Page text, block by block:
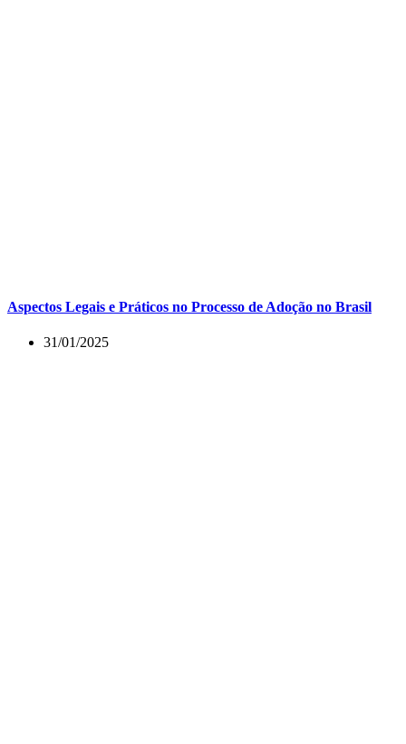
Aspectos Legais e Práticos no Processo de Adoção no Brasil
31/01/2025